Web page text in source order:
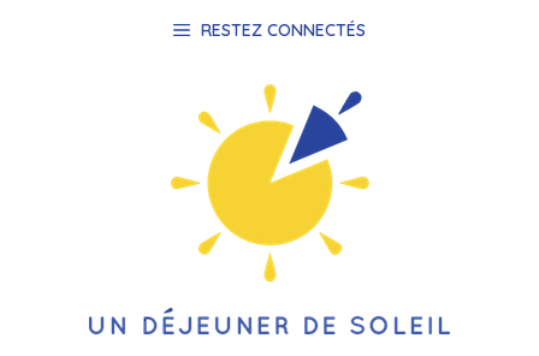
RESTEZ CONNECTÉS